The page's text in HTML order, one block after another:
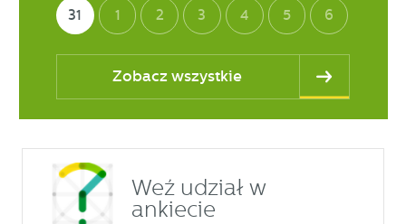
31 1 2 3 4 5 6
Zobacz wszystkie
Weź udział w
ankiecie